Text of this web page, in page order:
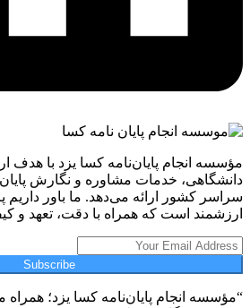
مؤسسه انجام پایان‌نامه کسا یزد با
دانشگاهی، خدمات مشاوره و نگارش
سراسر کشور ارائه می‌دهد. ما باور
ارزشمند است که همراه با دقت، تعهد و
Subscribe
“مؤسسه انجام پایان‌نامه کسا یزد؛